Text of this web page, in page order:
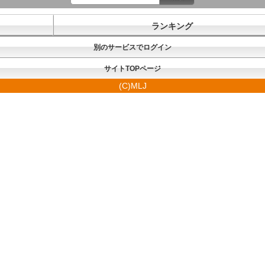
ランキング
別のサービスでログイン
サイトTOPページ
(C)MLJ